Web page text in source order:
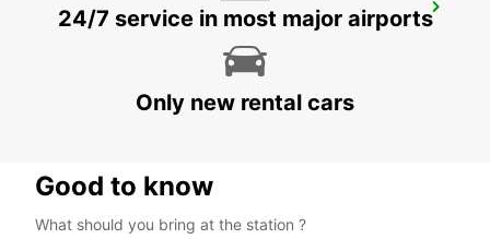
MARSEILLE PRADO VANS -IKC-
24/7 service in most major airports
Only new rental cars
Good to know
What should you bring at the station ?